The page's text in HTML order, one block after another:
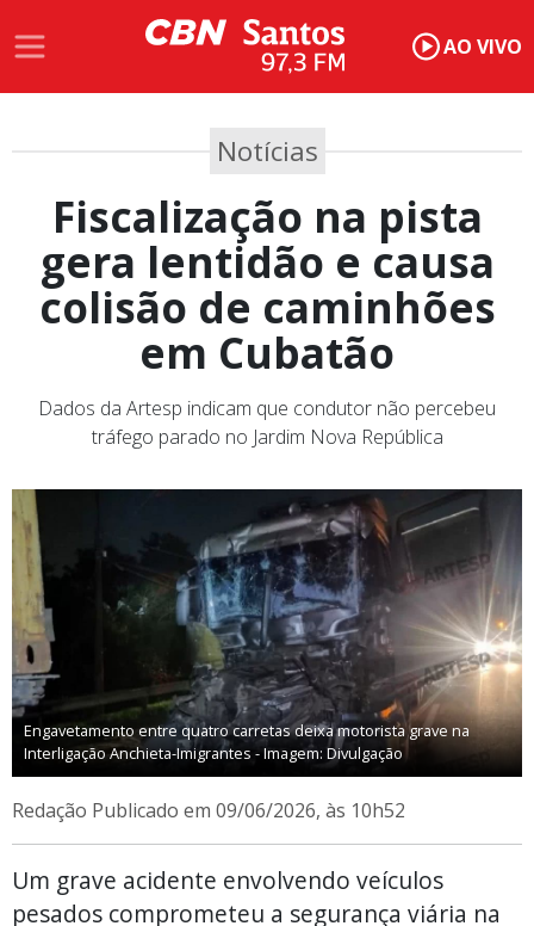
AO VIVO
Notícias
Fiscalização na pista
gera lentidão e causa
colisão de caminhões
em Cubatão
Dados da Artesp indicam que condutor não percebeu
tráfego parado no Jardim Nova República
Engavetamento entre quatro carretas deixa motorista grave na
Interligação Anchieta-Imigrantes - Imagem: Divulgação
Redação Publicado em 09/06/2026, às 10h52
Um grave acidente envolvendo veículos
pesados comprometeu a segurança viária na